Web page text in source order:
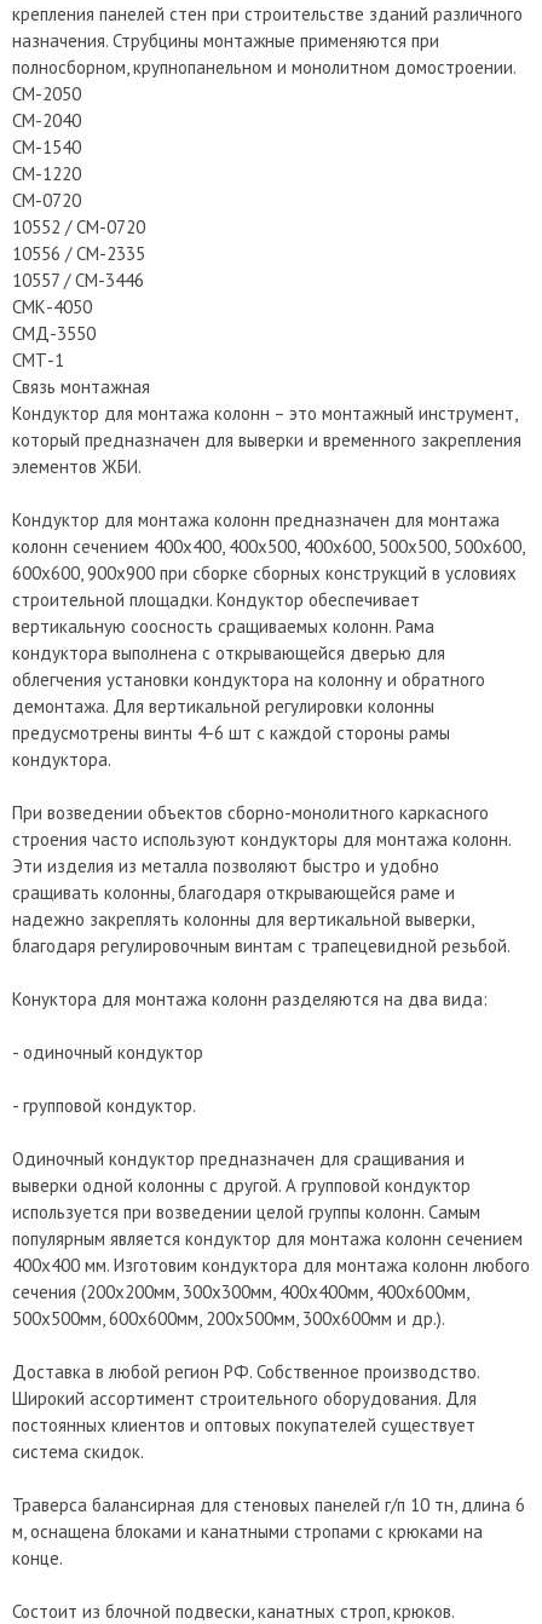
крепления панелей стен при строительстве зданий различного
назначения. Струбцины монтажные применяются при
полносборном, крупнопанельном и монолитном домостроении.
СМ-2050
СМ-2040
СМ-1540
СМ-1220
СМ-0720
10552 / СМ-0720
10556 / СМ-2335
10557 / СМ-3446
СМК-4050
СМД-3550
СМТ-1
Связь монтажная
Кондуктор для монтажа колонн – это монтажный инструмент,
который предназначен для выверки и временного закрепления
элементов ЖБИ.
Кондуктор для монтажа колонн предназначен для монтажа
колонн сечением 400х400, 400х500, 400х600, 500х500, 500х600,
600х600, 900х900 при сборке сборных конструкций в условиях
строительной площадки. Кондуктор обеспечивает
вертикальную соосность сращиваемых колонн. Рама
кондуктора выполнена с открывающейся дверью для
облегчения установки кондуктора на колонну и обратного
демонтажа. Для вертикальной регулировки колонны
предусмотрены винты 4-6 шт с каждой стороны рамы
кондуктора.
При возведении объектов сборно-монолитного каркасного
строения часто используют кондукторы для монтажа колонн.
Эти изделия из металла позволяют быстро и удобно
сращивать колонны, благодаря открывающейся раме и
надежно закреплять колонны для вертикальной выверки,
благодаря регулировочным винтам с трапецевидной резьбой.
Конуктора для монтажа колонн разделяются на два вида:
- одиночный кондуктор
- групповой кондуктор.
Одиночный кондуктор предназначен для сращивания и
выверки одной колонны с другой. А групповой кондуктор
используется при возведении целой группы колонн. Самым
популярным является кондуктор для монтажа колонн сечением
400х400 мм. Изготовим кондуктора для монтажа колонн любого
сечения (200х200мм, 300х300мм, 400х400мм, 400х600мм,
500х500мм, 600х600мм, 200х500мм, 300х600мм и др.).
Доставка в любой регион РФ. Собственное производство.
Широкий ассортимент строительного оборудования. Для
постоянных клиентов и оптовых покупателей существует
система скидок.
Траверса балансирная для стеновых панелей г/п 10 тн, длина 6
м, оснащена блоками и канатными стропами с крюками на
конце.
Состоит из блочной подвески, канатных строп, крюков.